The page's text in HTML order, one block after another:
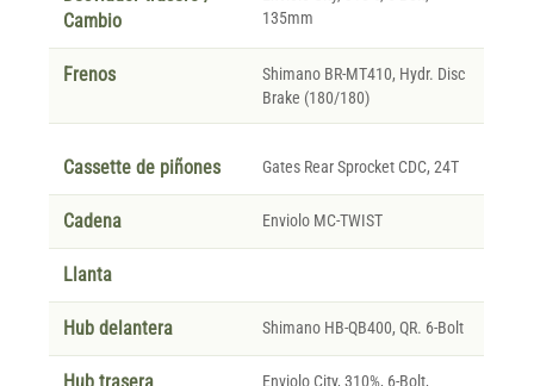
Cambio
135mm
Frenos
Shimano BR-MT410, Hydr. Disc
Brake (180/180)
Cassette de piñones Gates Rear Sprocket CDC, 24T
Cadena Enviolo MC-TWIST
Llanta
Hub delantera Shimano HB-QB400, QR. 6-Bolt
Enviolo City, 310%, 6-Bolt,